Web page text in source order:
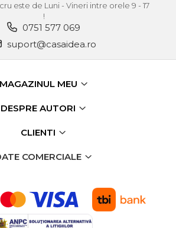
este de Luni - Vineri intre orele 9 - 17
!
0751 577 069
suport@casaidea.ro
MAGAZINUL MEU
DESPRE AUTORI
CLIENTI
COMERCIALE